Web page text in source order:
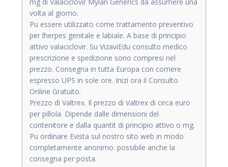
volta al giorno.
Pu essere utilizzato come trattamento preventivo
per lherpes genitale e labiale. A base di principio
attivo valaciclovir. Su VizaviEdu consulto medico
prescrizione e spedizione sono compresi nel
prezzo. Consegna in tutta Europa con corriere
espresso UPS in sole ore. Inizi ora il Consulto
Online Gratuito.
Prezzo di Valtrex. Il prezzo di Valtrex di circa euro
per pillola. Dipende dalle dimensioni del
contenitore e dalla quantit di principio attivo o mg.
Pu ordinare Evista sul nostro sito web in modo
completamente anonimo. possibile anche la
consegna per posta.